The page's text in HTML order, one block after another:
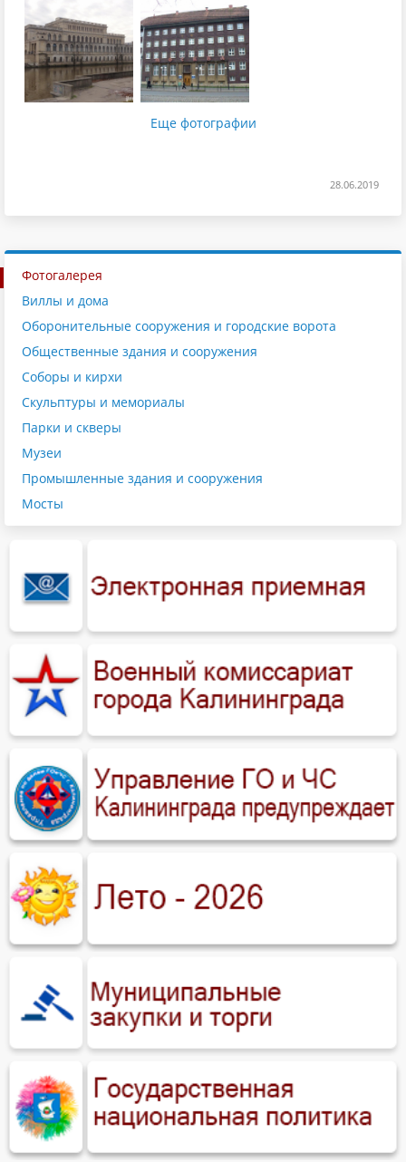
Еще фотографии
28.06.2019
Фотогалерея
Виллы и дома
Оборонительные сооружения и городские ворота
Общественные здания и сооружения
Соборы и кирхи
Скульптуры и мемориалы
Парки и скверы
Музеи
Промышленные здания и сооружения
Мосты